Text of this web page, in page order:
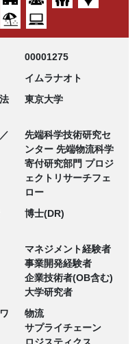
00001275
イムラナオト
東京大学
先端科学技術研究セ
ンター 先端物流科学
寄付研究部門 プロジ
ェクトリサーチフェ
ロー
博士(DR)
マネジメント経験者
事業開発経験者
企業技術者(OB含む)
大学研究者
物流
サプライチェーン